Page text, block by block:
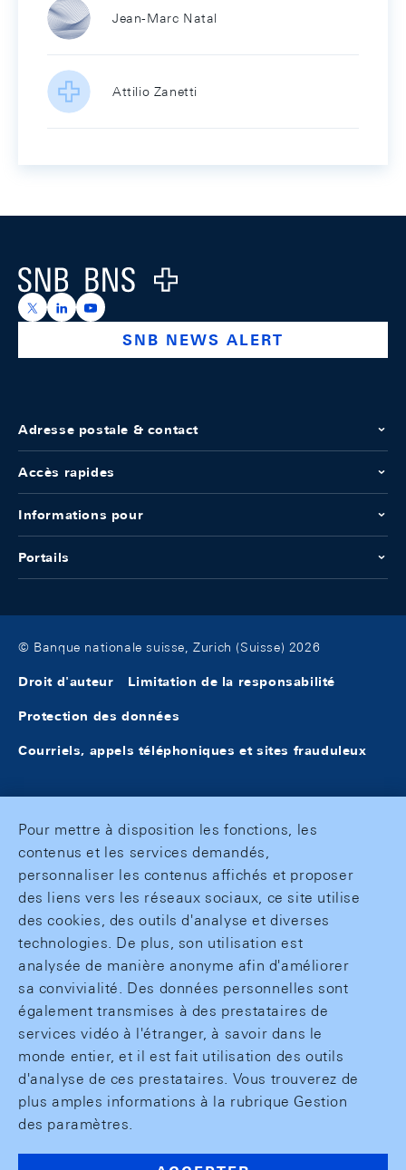
Jean-Marc Natal
Attilio Zanetti
Logo
https://x.com/snb_bns
https://ch.linkedin.com/company/swiss-national-
https://www.youtube.com/@swissnationalbank
SNB NEWS ALERT
Adresse postale & contact
Accès rapides
Informations pour
Portails
© Banque nationale suisse, Zurich (Suisse) 2026
Droit d'auteur Limitation de la responsabilité
Protection des données
Courriels, appels téléphoniques et sites frauduleux
Pour mettre à disposition les fonctions, les
contenus et les services demandés,
personnaliser les contenus affichés et proposer
des liens vers les réseaux sociaux, ce site utilise
des cookies, des outils d'analyse et diverses
technologies. De plus, son utilisation est
analysée de manière anonyme afin d'améliorer
sa convivialité. Des données personnelles sont
également transmises à des prestataires de
services vidéo à l'étranger, à savoir dans le
monde entier, et il est fait utilisation des outils
d'analyse de ces prestataires. Vous trouverez de
plus amples informations à la rubrique Gestion
des paramètres.